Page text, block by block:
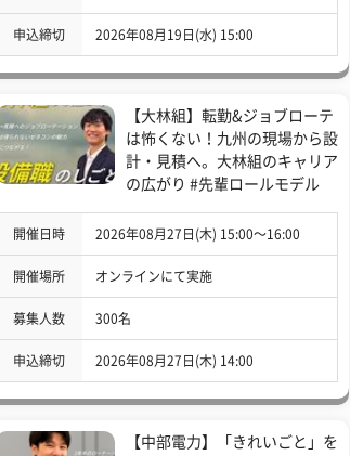
申込締切 2026年08月19日(水) 15:00
【大林組】転勤&ジョブローテ
は怖くない！九州の現場から設
計・見積へ。大林組のキャリア
の広がり #先輩ロールモデル
開催日時 2026年08月27日(木) 15:00〜16:00
開催場所 オンラインにて実施
募集人数 300名
申込締切 2026年08月27日(木) 14:00
【中部電力】「きれいごと」を